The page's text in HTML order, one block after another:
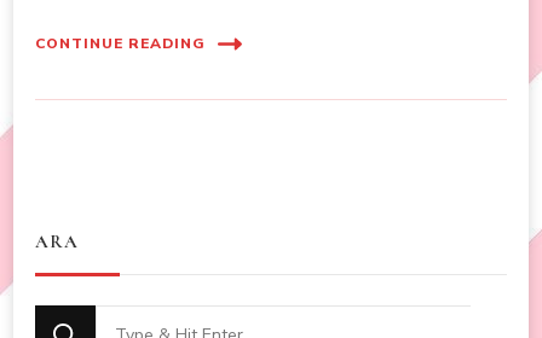
CONTINUE READING
ARA
Looking